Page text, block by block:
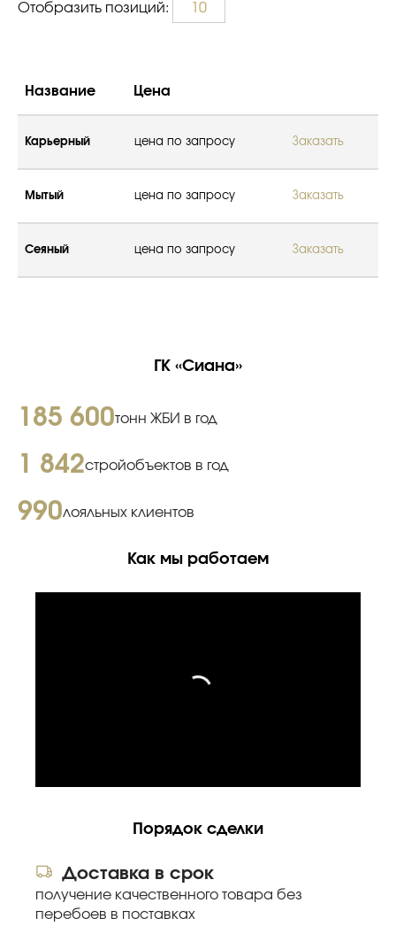
Отобразить позиций: 10
Название Цена
Карьерный цена по запросу Заказать
Мытый цена по запросу Заказать
Сеяный цена по запросу Заказать
ГК «Сиана»
185 600тонн ЖБИ в год
1 842стройобъектов в год
990лояльных клиентов
Как мы работаем
Порядок сделки
Доставка в срок
получение качественного товара без
перебоев в поставках